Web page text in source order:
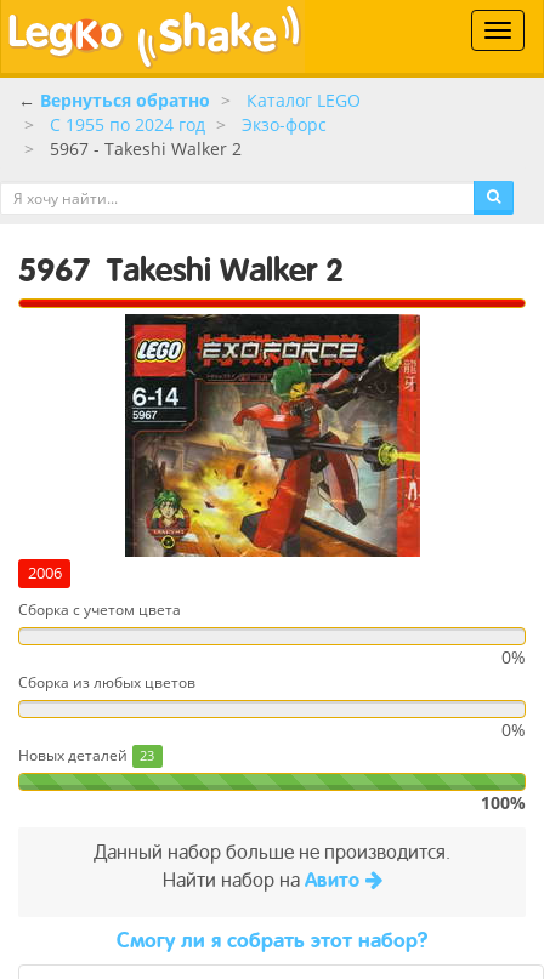
Toggle
← Вернуться обратно
Каталог LEGO
C 1955 по 2024 год
Экзо-форс
5967 - Takeshi Walker 2
5967 Takeshi Walker 2
2006
Сборка с учетом цвета
0%
Сборка из любых цветов
0%
Новых деталей 23
100%
Данный набор больше не производится.
Найти набор на Авито
Cмогу ли я собрать этот набор?